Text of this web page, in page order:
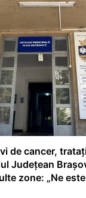
de cancer,
Județean
zone: „Ne
FOTO/VIDEO